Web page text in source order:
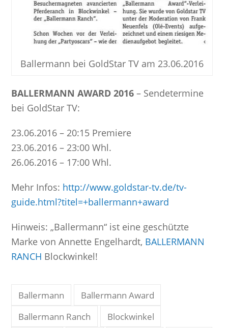
Ballermann bei GoldStar TV am 23.06.2016
BALLERMANN AWARD 2016 – Sendetermine
bei GoldStar TV:
23.06.2016 – 20:15 Premiere
23.06.2016 – 23:00 Whl.
26.06.2016 – 17:00 Whl.
Mehr Infos: http://www.goldstar-tv.de/tv-
guide.html?titel=+ballermann+award
Hinweis: „Ballermann“ ist eine geschützte
Marke von Annette Engelhardt, BALLERMANN
RANCH Blockwinkel!
Ballermann
Ballermann Award
Ballermann Ranch
Blockwinkel